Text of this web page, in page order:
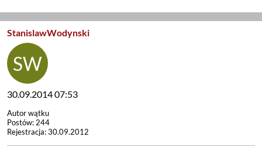
StanislawWodynski
30.09.2014 07:53
Autor wątku
Postów: 244
Rejestracja: 30.09.2012